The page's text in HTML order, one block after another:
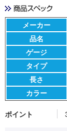
ポイント
メーカー
品名
ゲージ
タイプ
長さ
カラー